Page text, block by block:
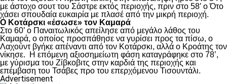
με άστοχο σουτ του Σάστρε εκτός περιοχής, πριν στο 58′ ο Ότο
χάσει σπουδαία ευκαιρία με πλασέ από την μικρή περιοχή.
Ο Κοτάρσκι «έσωσε» τον Καμαρά
Στο 60’ ο Παναιτωλικός απείλησε από μεγάλο λάθος του
Καμαρά, ο οποίος προσπάθησε να γυρίσει προς τα πίσω, ο
Λαχούντ βγήκε απέναντι από τον Κοτάρσκι, αλλά ο Κροάτης τον
νίκησε. Η επόμενη αξιοσημείωτη φάση καταγράφηκε στο 78’,
με γύρισμα του Ζίβκοβιτς στην καρδιά της περιοχής και
επέμβαση του Τσάβες προ του επερχόμενου Τισουντάλι.
Advertisement